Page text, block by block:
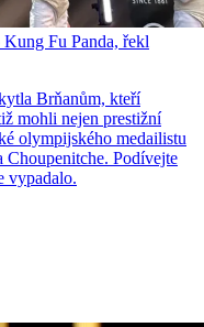
Fu Panda, řekl
Brňanům, kteří
mohli nejen prestižní
olympijského medailistu
Choupenitche. Podívejte
vypadalo.